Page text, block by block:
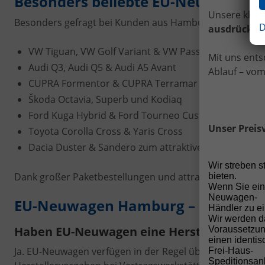
Besonders gefragt bei Kunden aus Hamburg sind
VW Tiguan, VW Golf Variant & VW Passat Variant
Audi Q3, Audi Q5 & Audi A5 Avant
CUPRA Formentor & CUPRA Terramar
Škoda Octavia, Superb und Kodiaq
Ford Kuga Hybrid & Ford Tourneo Custom
Toyota Corolla Cross & Yaris Cross
Dacia Duster & Sandero zum attraktiven Preis
Dank großer Paketbestellungen und attraktiver
EU-Neuwagen Hamburg – Häufige
Haben EU-Neuwagen eine
Ja. EU-Neuwagen verfügen in der Regel über die
Unsere
Mit uns
Ablauf –
Unser
Wir streben
bieten.
Wenn Sie
Neuwagen-
Händler zu
Wir werden
einen
Frei-Haus-